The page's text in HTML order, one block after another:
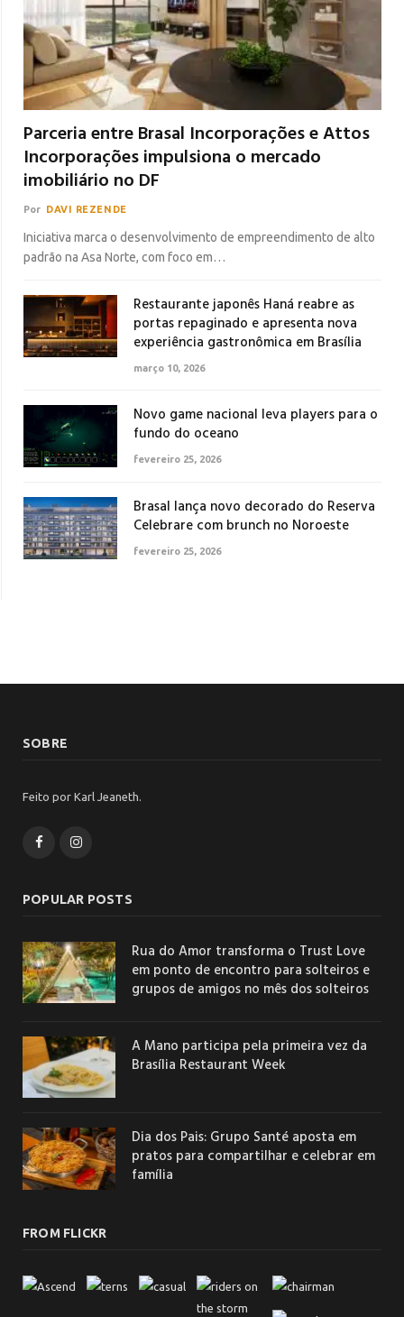
Parceria entre Brasal Incorporações e Attos
Incorporações impulsiona o mercado
imobiliário no DF
Por DAVI REZENDE
Iniciativa marca o desenvolvimento de empreendimento de alto
padrão na Asa Norte, com foco em…
Restaurante japonês Haná reabre as
portas repaginado e apresenta nova
experiência gastronômica em Brasília
março 10, 2026
Novo game nacional leva players para o
fundo do oceano
fevereiro 25, 2026
Brasal lança novo decorado do Reserva
Celebrare com brunch no Noroeste
fevereiro 25, 2026
SOBRE
Feito por Karl Jeaneth.
FacebookInstagram
POPULAR POSTS
Rua do Amor transforma o Trust Love
em ponto de encontro para solteiros e
grupos de amigos no mês dos solteiros
A Mano participa pela primeira vez da
Brasília Restaurant Week
Dia dos Pais: Grupo Santé aposta em
pratos para compartilhar e celebrar em
família
FROM FLICKR